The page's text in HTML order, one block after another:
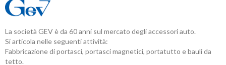
La società GEV è da 60 anni sul mercato degli accessori auto.
Si articola nelle seguenti attività:
Fabbricazione di portasci, portasci magnetici, portatutto e bauli da
tetto.